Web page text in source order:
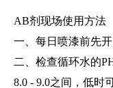
AB剂现场使用方法
一、每日喷漆前先
二、检查循环水的
8.0 - 9.0之间，低时